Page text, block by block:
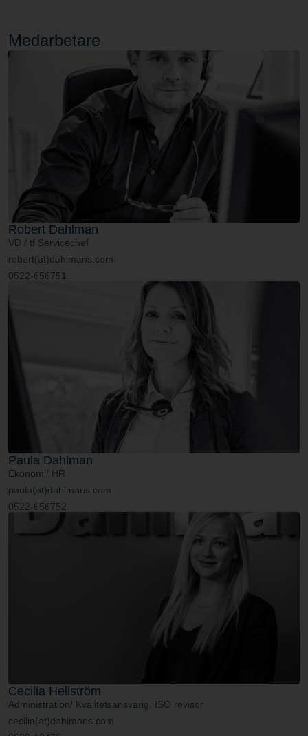
Medarbetare
Robert Dahlman
VD / tf Servicechef
robert(at)dahlmans.com
0522-656751
Paula Dahlman
Ekonomi/ HR
paula(at)dahlmans.com
0522-656752
Cecilia Hellström
Administration/ Kvalitetsansvarig, ISO revisor
cecilia(at)dahlmans.com